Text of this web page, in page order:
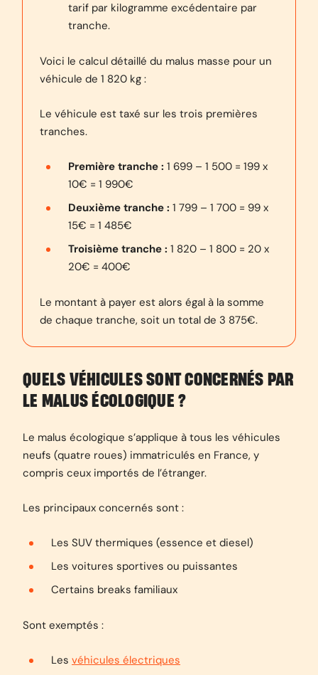
tarif par kilogramme excédentaire par
tranche.
Voici le calcul détaillé du malus masse pour un
véhicule de 1 820 kg :
Le véhicule est taxé sur les trois premières
tranches.
Première tranche : 1 699 – 1 500 = 199 x
10€ = 1 990€
Deuxième tranche : 1 799 – 1 700 = 99 x
15€ = 1 485€
Troisième tranche : 1 820 – 1 800 = 20 x
20€ = 400€
Le montant à payer est alors égal à la somme
de chaque tranche, soit un total de 3 875€.
QUELS VÉHICULES SONT CONCERNÉS PAR
LE MALUS ÉCOLOGIQUE ?
Le malus écologique s’applique à tous les véhicules
neufs (quatre roues) immatriculés en France, y
compris ceux importés de l’étranger.
Les principaux concernés sont :
Les SUV thermiques (essence et diesel)
Les voitures sportives ou puissantes
Certains breaks familiaux
Sont exemptés :
Les véhicules électriques